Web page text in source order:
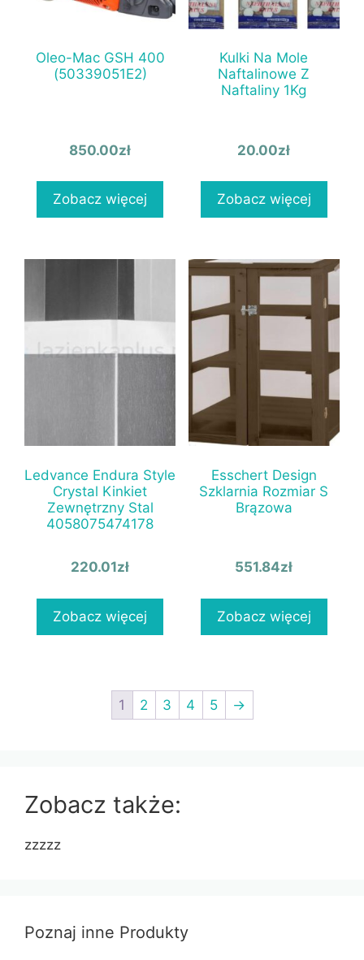
Oleo-Mac GSH 400
(50339051E2)
850.00zł
Zobacz więcej
Kulki Na Mole
Naftalinowe Z
Naftaliny 1Kg
20.00zł
Zobacz więcej
Ledvance Endura Style
Crystal Kinkiet
Zewnętrzny Stal
4058075474178
220.01zł
Zobacz więcej
Esschert Design
Szklarnia Rozmiar S
Brązowa
551.84zł
Zobacz więcej
1 2 3 4 5 →
Zobacz także:
zzzzz
Poznaj inne Produkty